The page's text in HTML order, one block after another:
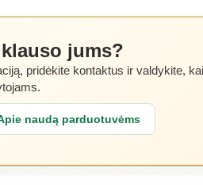
jums?
pridėkite kontaktus ir valdykite,
naudą parduotuvėms